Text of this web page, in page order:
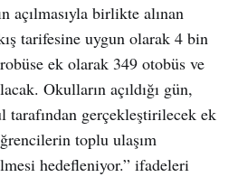
açılmasıyla birlikte alınan
tarifesine uygun olarak 4 bin
ek olarak 349 otobüs ve
Okulların açıldığı gün,
gerçekleştirilecek ek
toplu ulaşım
hedefleniyor.” ifadeleri